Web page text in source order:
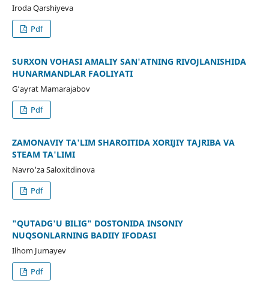
Iroda Qarshiyeva
Pdf
SURXON VOHASI AMALIY SAN'ATNING RIVOJLANISHIDA
HUNARMANDLAR FAOLIYATI
G‘ayrat Mamarajabov
Pdf
ZAMONAVIY TA'LIM SHAROITIDA XORIJIY TAJRIBA VA
STEAM TA'LIMI
Navro'za Saloxitdinova
Pdf
"QUTADG'U BILIG" DOSTONIDA INSONIY
NUQSONLARNING BADIIY IFODASI
Ilhom Jumayev
Pdf